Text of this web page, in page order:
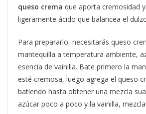
queso crema que aporta cremosidad
ligeramente ácido que balancea el
Para prepararlo, necesitarás queso
mantequilla a temperatura ambiente,
esencia de vainilla. Bate primero la
esté cremosa, luego agrega el queso
batiendo hasta obtener una mezcla
azúcar poco a poco y la vainilla,